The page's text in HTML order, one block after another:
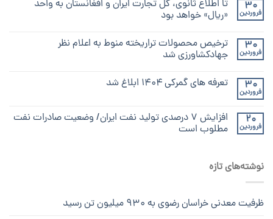
30
فروردین
تا اطلاع ثانوی، کل تجارت ایران و افغانستان به واحد
«ریال» خواهد بود
30
فروردین
ترخیص محصولات تراریخته منوط به اعلام نظر
جهادکشاورزی شد
30
فروردین
تعرفه های گمرکی ۱۴۰۴ ابلاغ شد
20
فروردین
افزایش ۷ درصدی تولید نفت ایران/ وضعیت صادرات نفت
مطلوب است
نوشته‌های تازه
ظرفیت معدنی خراسان رضوی به ۹۳۰ میلیون تن رسید